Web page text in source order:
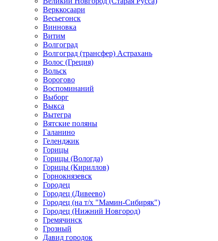
Верккосаари
Весьегонск
Винновка
Витим
Волгоград
Волгоград (трансфер) Астрахань
Волос (Греция)
Вольск
Ворогово
Воспоминаний
Выборг
Выкса
Вытегра
Вятские поляны
Галанино
Геленджик
Горицы
Горицы (Вологда)
Горицы (Кириллов)
Горнокнязевск
Городец
Городец (Дивеево)
Городец (на т/х "Мамин-Сибиряк")
Городец (Нижний Новгород)
Гремячинск
Грозный
Давид городок